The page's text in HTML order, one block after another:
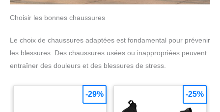
Choisir les bonnes chaussures
Le choix de chaussures adaptées est fondamental pour prévenir
les blessures. Des chaussures usées ou inappropriées peuvent
entraîner des douleurs et des blessures de stress.
-29% -25%